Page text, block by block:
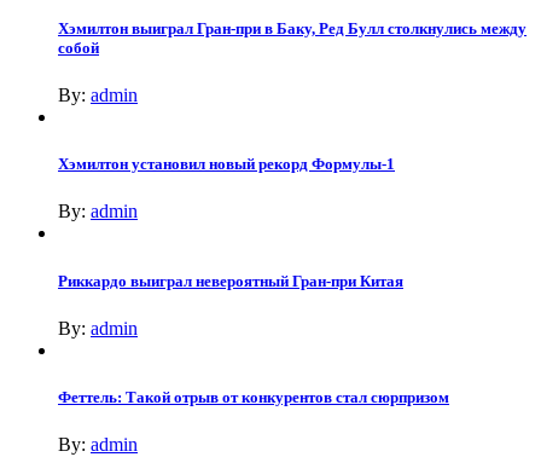
Хэмилтон выиграл Гран-при в Баку, Ред Булл столкнулись между
собой
By: admin
Хэмилтон установил новый рекорд Формулы-1
By: admin
Риккардо выиграл невероятный Гран-при Китая
By: admin
Феттель: Такой отрыв от конкурентов стал сюрпризом
By: admin